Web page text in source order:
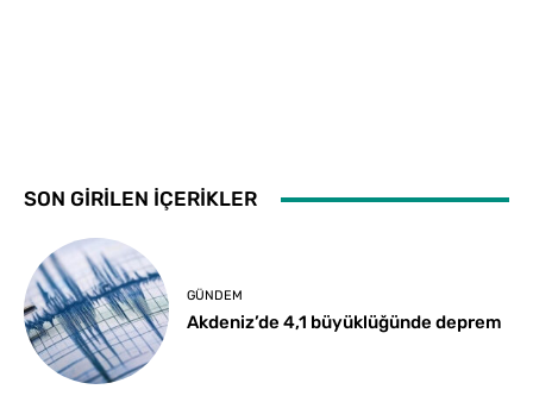
SON GİRİLEN İÇERİKLER
GÜNDEM
Akdeniz’de 4,1 büyüklüğünde deprem